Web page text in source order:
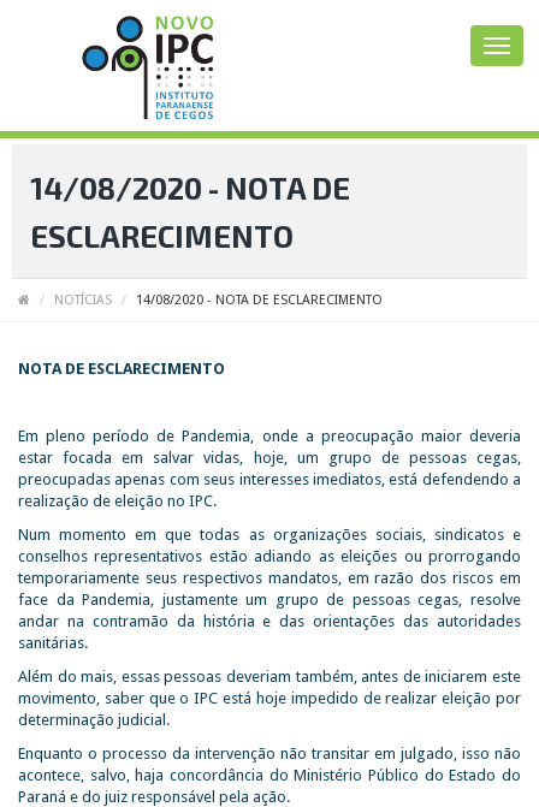
14/08/2020 - NOTA DE
ESCLARECIMENTO
NOTÍCIAS 14/08/2020 - NOTA DE ESCLARECIMENTO
NOTA DE ESCLARECIMENTO
Em pleno período de Pandemia, onde a preocupação maior deveria
estar focada em salvar vidas, hoje, um grupo de pessoas cegas,
preocupadas apenas com seus interesses imediatos, está defendendo a
realização de eleição no IPC.
Num momento em que todas as organizações sociais, sindicatos e
conselhos representativos estão adiando as eleições ou prorrogando
temporariamente seus respectivos mandatos, em razão dos riscos em
face da Pandemia, justamente um grupo de pessoas cegas, resolve
andar na contramão da história e das orientações das autoridades
sanitárias.
Além do mais, essas pessoas deveriam também, antes de iniciarem este
movimento, saber que o IPC está hoje impedido de realizar eleição por
determinação judicial.
Enquanto o processo da intervenção não transitar em julgado, isso não
acontece, salvo, haja concordância do Ministério Público do Estado do
Paraná e do juiz responsável pela ação.